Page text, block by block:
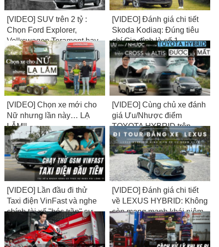
[VIDEO] SUV trên 2 tỷ :
Chọn Ford Explorer,
Volkswagen Teramont hay
Toyota Land Cruiser
Prado?
[VIDEO] Đánh giá chi tiết
Skoda Kodiaq: Đúng tiêu
chí Gia đình là số 1
[VIDEO] Chọn xe mới cho
Nữ nhưng lần này… LẠ
LẮM!!
[VIDEO] Cùng chủ xe đánh
giá Ưu/Nhược điểm
TOYOTA HYBRID trên
CROSS và ALTIS: Được
và Mất?
[VIDEO] Lần đầu đi thử
Taxi điện VinFast và nghe
chính tài xế "bóc trần" sự
thật về thu nhập...
[VIDEO] Đánh giá chi tiết
về LEXUS HYBRID: Không
còn mong manh khái niệm
NHÀM & VUI...